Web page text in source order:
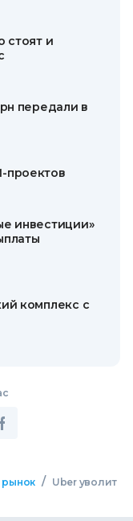
стоят и
передали в
проектов
инвестиции»
комплекс с
/
Uber уволит